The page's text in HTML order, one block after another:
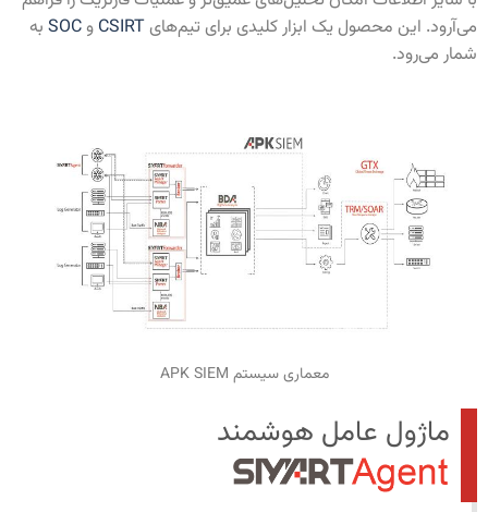
می‌آرود. این محصول یک ابزار کلیدی برای تیم‌هایCSIRT وSOC به
شمار می‌رود.
معماری سیستم APK SIEM
ماژول عامل هوشمند